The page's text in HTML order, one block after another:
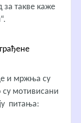
такве каже
и мржња су
су мотивисани
питања: